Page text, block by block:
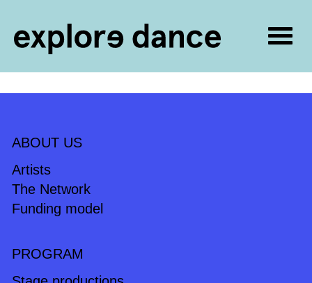
ABOUT US
Artists
The Network
Funding model
PROGRAM